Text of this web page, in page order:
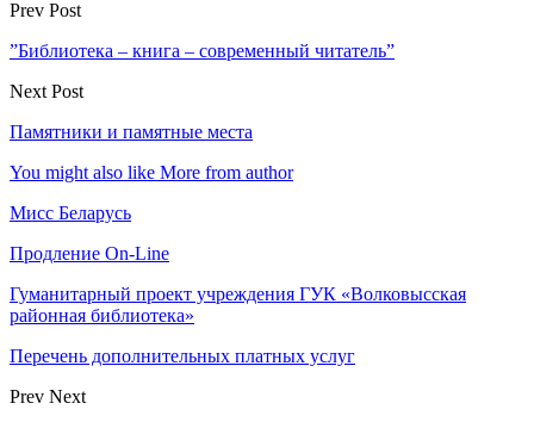
Prev Post
”Библиотека – книга – современный читатель”
Next Post
Памятники и памятные места
You might also like More from author
Мисс Беларусь
Продление On-Line
Гуманитарный проект учреждения ГУК «Волковысская
районная библиотека»
Перечень дополнительных платных услуг
Prev Next